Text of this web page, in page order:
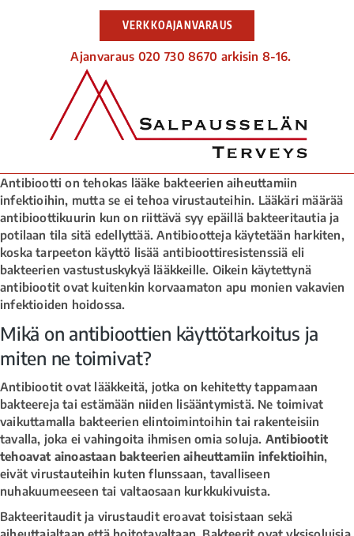
VERKKOAJANVARAUS
Ajanvaraus 020 730 8670 arkisin 8-16.
Antibiootti on tehokas lääke bakteerien aiheuttamiin
infektioihin, mutta se ei tehoa virustauteihin. Lääkäri määrää
antibioottikuurin kun on riittävä syy epäillä bakteeritautia ja
potilaan tila sitä edellyttää. Antibiootteja käytetään harkiten,
koska tarpeeton käyttö lisää antibioottiresistenssiä eli
bakteerien vastustuskykyä lääkkeille. Oikein käytettynä
antibiootit ovat kuitenkin korvaamaton apu monien vakavien
infektioiden hoidossa.
Mikä on antibioottien käyttötarkoitus ja
miten ne toimivat?
Antibiootit ovat lääkkeitä, jotka on kehitetty tappamaan
bakteereja tai estämään niiden lisääntymistä. Ne toimivat
vaikuttamalla bakteerien elintoimintoihin tai rakenteisiin
tavalla, joka ei vahingoita ihmisen omia soluja. Antibiootit
tehoavat ainoastaan bakteerien aiheuttamiin infektioihin,
eivät virustauteihin kuten flunssaan, tavalliseen
nuhakuumeeseen tai valtaosaan kurkkukivuista.
Bakteeritaudit ja virustaudit eroavat toisistaan sekä